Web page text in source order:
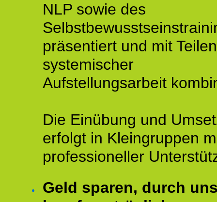
NLP sowie des
präsentiert und mit Teilen
systemischer
Aufstellungsarbeit
Die Einübung und
erfolgt in Kleingruppen
professioneller
Geld sparen, durch